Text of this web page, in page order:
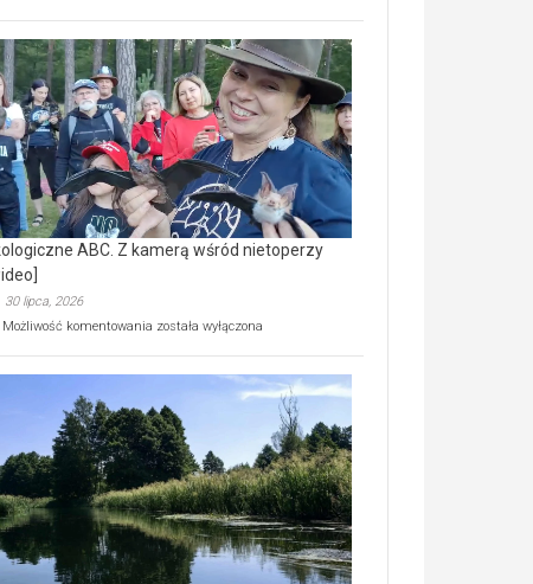
–
prawdziwy
skarb
natury
[wideo]
ABC. Z kamerą wśród nietoperzy
30 lipca, 2026
Możliwość komentowania Ekologiczne
wśród
nietoperzy
[wideo]
została wyłączona